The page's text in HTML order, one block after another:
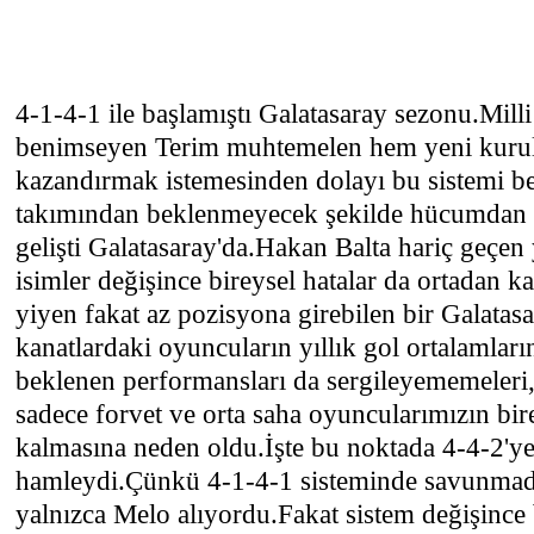
4-1-4-1 ile başlamıştı Galatasaray
benimseyen Terim muhtemelen hem yeni
kazandırmak istemesinden dolayı bu sistemi
takımından beklenmeyecek şekilde hücumdan
gelişti Galatasaray'da.Hakan Balta hariç geçen
isimler değişince bireysel hatalar da ortadan
yiyen fakat az pozisyona girebilen bir
kanatlardaki oyuncuların yıllık gol
beklenen performansları da
sadece forvet ve orta saha oyuncularımızın
kalmasına neden oldu.İşte bu noktada 4-4-
hamleydi.Çünkü 4-1-4-1 sisteminde
yalnızca Melo alıyordu.Fakat sistem